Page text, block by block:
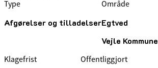
Type
Afgørelser og tilladelser
Område
Egtved
Vejle Kommune
Klagefrist Offentliggjort